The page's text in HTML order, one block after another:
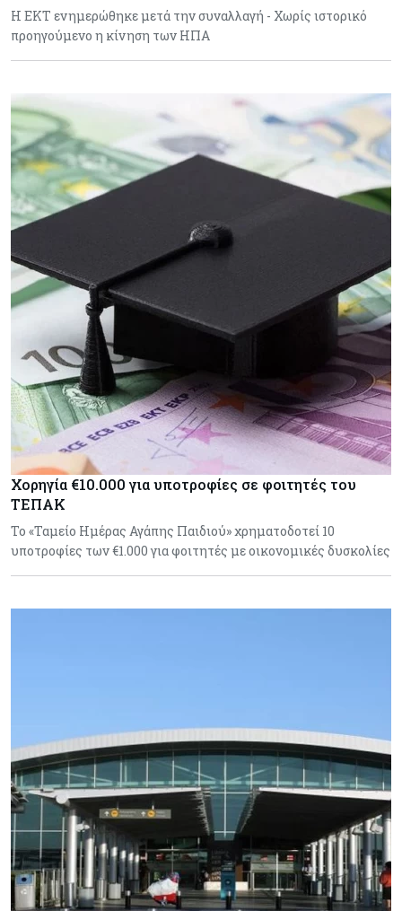
Η ΕΚΤ ενημερώθηκε μετά την συναλλαγή - Χωρίς ιστορικό
προηγούμενο η κίνηση των ΗΠΑ
Χορηγία €10.000 για υποτροφίες σε φοιτητές του
ΤΕΠΑΚ
Το «Ταμείο Ημέρας Αγάπης Παιδιού» χρηματοδοτεί 10
υποτροφίες των €1.000 για φοιτητές με οικονομικές δυσκολίες